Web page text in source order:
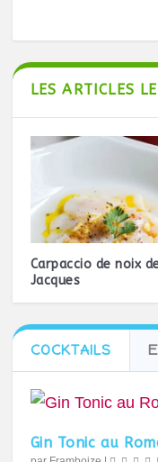
LES ARTICLES
Carpaccio de noix
Jacques
COCKTAILS
Gin Tonic au